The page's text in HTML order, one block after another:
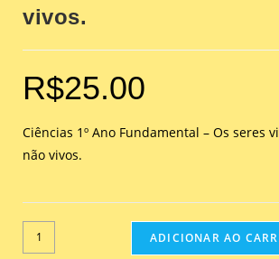
vivos.
R$25.00
Ciências 1º Ano Fundamental – Os seres
não vivos.
ADICIONAR AO